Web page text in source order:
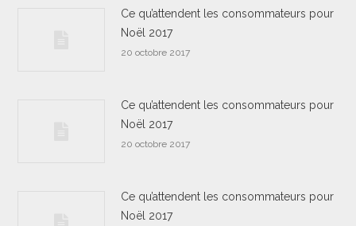
Ce qu’attendent les consommateurs pour
Noël 2017
20 octobre 2017
Ce qu’attendent les consommateurs pour
Noël 2017
20 octobre 2017
Ce qu’attendent les consommateurs pour
Noël 2017